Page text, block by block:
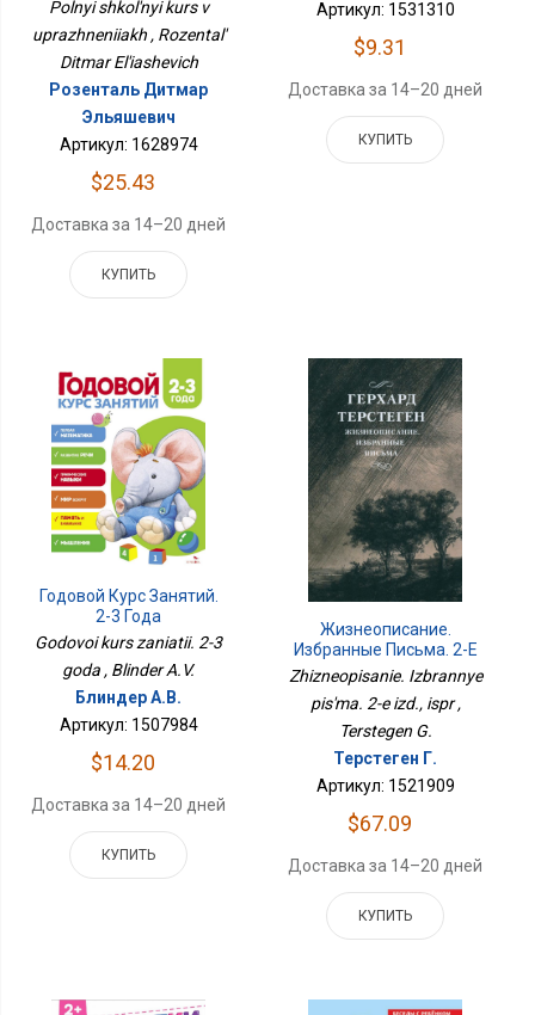
Polnyi shkol'nyi kurs v
uprazhneniiakh , Rozental'
Ditmar El'iashevich
Розенталь Дитмар
Эльяшевич
Артикул: 1628974
$25.43
Доставка за 14–20 дней
КУПИТЬ
Артикул: 1531310
$9.31
Доставка за 14–20 дней
КУПИТЬ
Годовой Курс Занятий.
2-3 Года
Godovoi kurs zaniatii. 2-3
goda , Blinder A.V.
Блиндер А.В.
Артикул: 1507984
$14.20
Доставка за 14–20 дней
КУПИТЬ
Жизнеописание.
Избранные Письма. 2-Е
Изд., Испр
Zhizneopisanie. Izbrannye
pis'ma. 2-e izd., ispr ,
Terstegen G.
Терстеген Г.
Артикул: 1521909
$67.09
Доставка за 14–20 дней
КУПИТЬ